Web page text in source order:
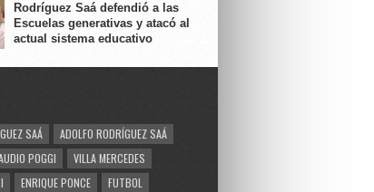
Rodríguez Saá defendió a las
Escuelas generativas y atacó al
actual sistema educativo
SAÁ
ADOLFO RODRÍGUEZ SAÁ
POGGI
VILLA MERCEDES
ENRIQUE PONCE
FUTBOL